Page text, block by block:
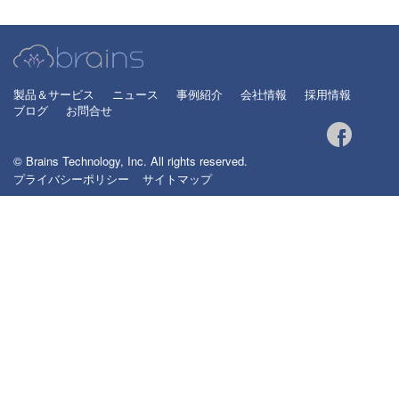
製品＆サービス ニュース 事例紹介 会社情報
採用情報
ブログ
お問合せ
© Brains Technology, Inc. All rights reserved.
プライバシーポリシー
サイトマップ